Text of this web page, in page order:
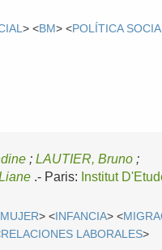
> <BM> <POLÍTICA
;LAUTIER, Bruno ;
.- Paris: Institut
MUJER> < INFANCIA> <
RELACIONES LABORALES>